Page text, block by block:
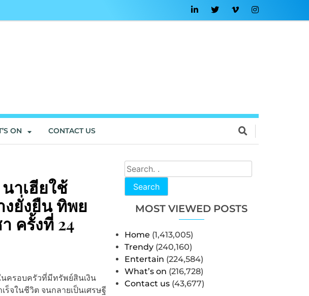
ON CONTACT US
Search
MOST VIEWED POSTS
Home (1,413,005)
Trendy (240,160)
Entertain (224,584)
What’s on (216,728)
Contact us (43,677)
าเฮียใช้
งยั่งยืน ทิพย
ครั้งที่ 24
นครอบครัวที่มีทรัพย์สินเงิน
จในชีวิต จนกลายเป็นเศรษฐี